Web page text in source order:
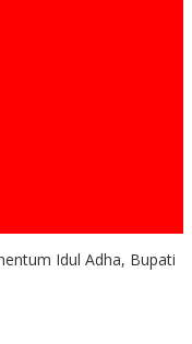
Idul Adha, Bupati